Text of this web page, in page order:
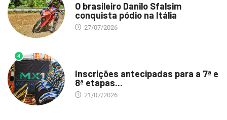
O brasileiro Danilo Sfalsim
conquista pódio na Itália
27/07/2026
4
Inscrições antecipadas para a 7ª e
8ª etapas...
21/07/2026